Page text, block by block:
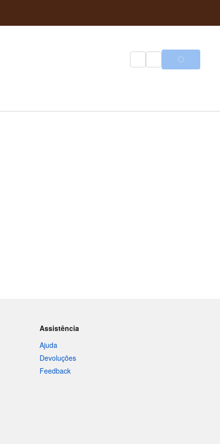
Assistência
Ajuda
Devoluções
Feedback